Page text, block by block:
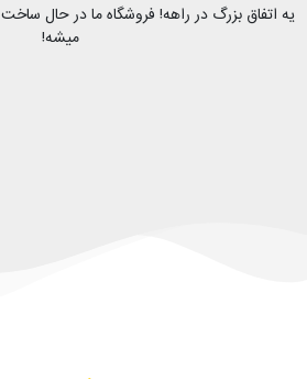
یه اتفاق بزرگ در راهه! فروشگاه ما در حال
میشه!